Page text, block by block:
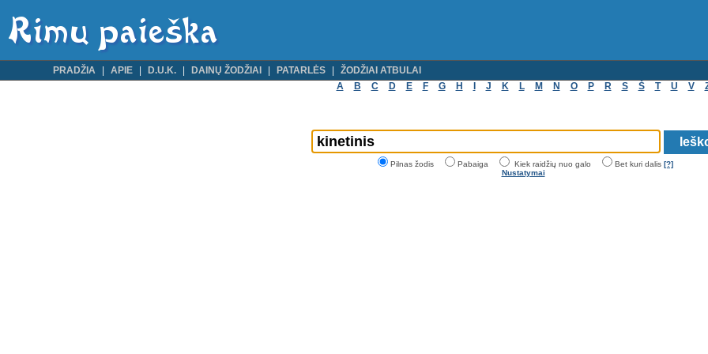
PRADŽIA APIE D.U.K. DAINŲ ŽODŽIAI PATARLĖS
ŽODŽIAI ATBULAI
A
B C D E F G H J K L M N O P R S Š T U V
Pilnas žodis Pabaiga Kiek raidžių nuo galo Bet kuri dalis [?]
Nustatymai